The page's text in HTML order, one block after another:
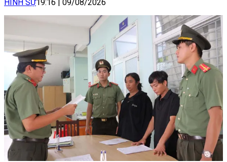
HÌNH SỰ19:16 09/08/2026